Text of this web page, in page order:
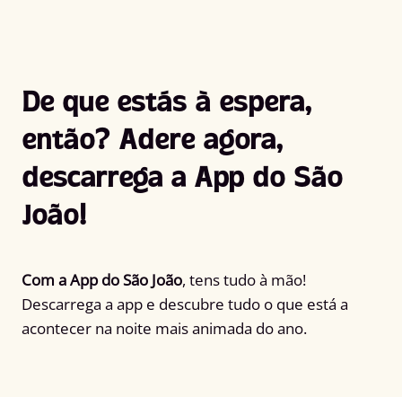
De que estás à espera,
então? Adere agora,
descarrega a App do São
João!
Com a App do São João, tens tudo à mão!
Descarrega a app e descubre tudo o que está a
acontecer na noite mais animada do ano.